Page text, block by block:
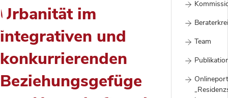
Team
Urbanität im
integrativen und
konkurrierenden
Beziehungsgefüge